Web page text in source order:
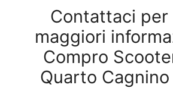
Contattaci per
maggiori
Compro
Quarto